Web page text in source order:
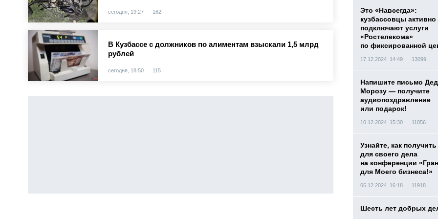
сегодня, 19:27 162
В Кузбассе с должников по алиментам взыскали 1,5 млрд
рублей
сегодня, 18:50 115
Это «Навсегда»:
кузбассовцы активно
подключают услуги
«Ростелекома»
по фиксированной
17.12.2024 14:49 13099
Напишите письмо
Морозу — получите
аудиопоздравление
или подарок!
10.12.2024 15:30 11856
Узнайте, как получить
для своего дела
на конференции
для Моего бизнеса!»
06.12.2024 16:18 11918
Шесть лет добрых